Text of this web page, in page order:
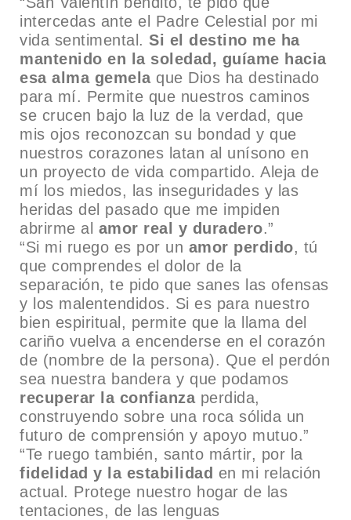
intercedas ante el Padre Celestial por mi
vida sentimental. Si el destino me ha
mantenido en la soledad, guíame hacia
esa alma gemelaque Dios ha destinado
para mí. Permite que nuestros caminos
se crucen bajo la luz de la verdad, que
mis ojos reconozcan su bondad y que
nuestros corazones latan al unísono en
un proyecto de vida compartido. Aleja de
mí los miedos, las inseguridades y las
heridas del pasado que me impiden
abrirme al amor real y duradero.”
“Si mi ruego es por un amor perdido, tú
que comprendes el dolor de la
separación, te pido que sanes las ofensas
y los malentendidos. Si es para nuestro
bien espiritual, permite que la llama del
cariño vuelva a encenderse en el corazón
de (nombre de la persona). Que el perdón
sea nuestra bandera y que podamos
recuperar la confianzaperdida,
construyendo sobre una roca sólida un
futuro de comprensión y apoyo mutuo.”
“Te ruego también, santo mártir, por la
fidelidad y la estabilidad en mi relación
actual. Protege nuestro hogar de las
tentaciones, de las lenguas